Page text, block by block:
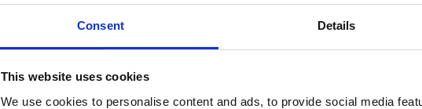
Consent Details
This website uses cookies
We use cookies to personalise content and ads, to provide social media